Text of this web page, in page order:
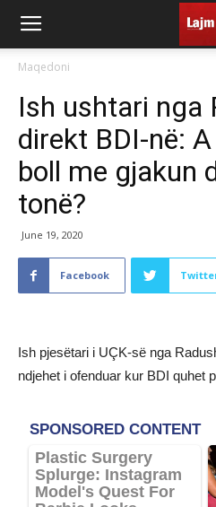
Maqedoni
Ish ushtari nga
direkt BDI-në:
boll me gjakun
tonë?
June 19, 2020
Facebook
Ish pjesëtari i UÇK-së nga
ndjehet i ofenduar kur BDI quhet